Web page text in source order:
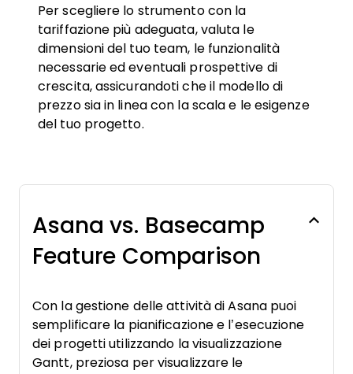
Per scegliere lo strumento con la
tariffazione più adeguata, valuta le
dimensioni del tuo team, le funzionalità
necessarie ed eventuali prospettive di
crescita, assicurandoti che il modello di
prezzo sia in linea con la scala e le esigenze
del tuo progetto.
Asana vs. Basecamp
Feature Comparison
Con la gestione delle attività di Asana puoi
semplificare la pianificazione e l’esecuzione
dei progetti utilizzando la visualizzazione
Gantt, preziosa per visualizzare le